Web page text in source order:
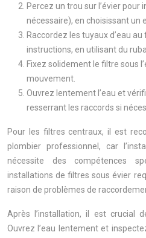
Percez un trou sur l’évier pour
nécessaire), en choisissant un
Raccordez les tuyaux d’eau
instructions, en utilisant du
Fixez solidement le filtre sous
mouvement.
Ouvrez lentement l’eau et
resserrant les raccords si
Pour les filtres centraux, il est
plombier professionnel, car
nécessite des compétences
installations de filtres sous évier
raison de problèmes de
Après l’installation, il est crucial
Ouvrez l’eau lentement et